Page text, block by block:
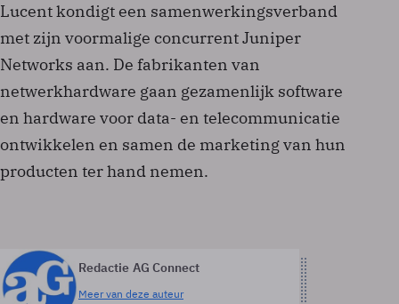
Lucent kondigt een samenwerkingsverband
met zijn voormalige concurrent Juniper
Networks aan. De fabrikanten van
netwerkhardware gaan gezamenlijk software
en hardware voor data- en telecommunicatie
ontwikkelen en samen de marketing van hun
producten ter hand nemen.
Redactie AG Connect
Meer van deze auteur